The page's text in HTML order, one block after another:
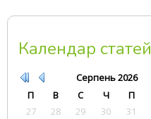
Календар статей
Серпень2026
П
В С Ч П
27
28 29 30 31